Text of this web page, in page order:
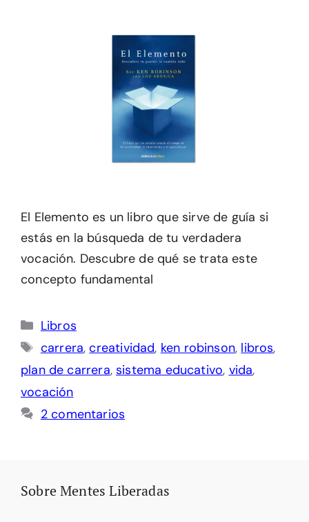
El Elemento es un libro que sirve de guía si
estás en la búsqueda de tu verdadera
vocación. Descubre de qué se trata este
concepto fundamental
Categorías
Libros
Etiquetas
carrera,creatividad, ken robinson, libros,
plan de carrera,sistema educativo, vida,
vocación
2 comentarios
Sobre Mentes Liberadas